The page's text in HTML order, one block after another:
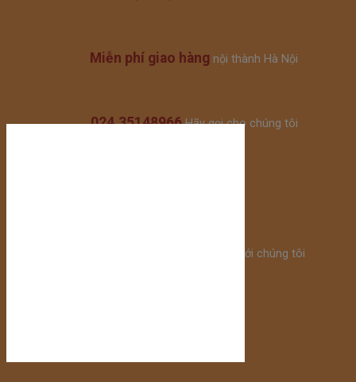
Miễn phí giao hàng nội thành Hà Nội
024.35148966 Hãy gọi cho chúng tôi
Kết nối với chúng tôi